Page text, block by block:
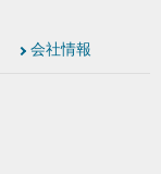
会社情報